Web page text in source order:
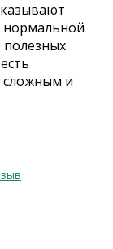
нормальной
сложным и